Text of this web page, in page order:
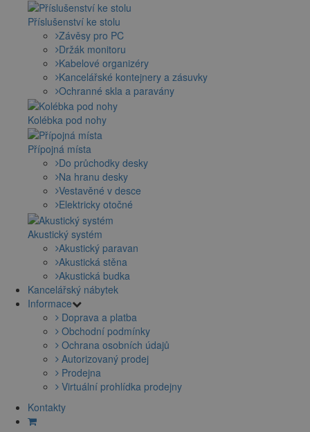
Příslušenství ke stolu
Závěsy pro PC
Držák monitoru
Kabelové organizéry
Kancelářské kontejnery a zásuvky
Ochranné skla a paravány
Kolébka pod nohy
Přípojná místa
Do průchodky desky
Na hranu desky
Vestavěné v desce
Elektricky otočné
Akustický systém
Akustický paravan
Akustická stěna
Akustická budka
Kancelářský nábytek
Informace
Doprava a platba
Obchodní podmínky
Ochrana osobních údajů
Autorizovaný prodej
Prodejna
Virtuální prohlídka prodejny
Kontakty